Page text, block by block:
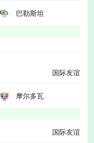
巴勒斯坦
国际友谊
摩尔多瓦
国际友谊